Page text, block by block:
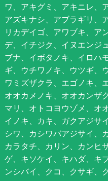
ワ、アキグミ、アキニレ、
アズキナシ、アブラギリ、
リカデイゴ、アワブキ、ア
デ、イチジク、イヌエンジ
ブナ、イボタノキ、イロハ
ギ、ウチワノキ、ウツギ、
ワミズザクラ、エゴノキ、
オオカメノキ、オオカンザ
マリ、オトコヨウゾメ、オ
イノキ、カキ、ガクアジサ
シワ、カシワバアジサイ、
カラタチ、カリン、カンヒ
ゲ、キソケイ、キハダ、キ
ンシバイ、クコ、クサギ、